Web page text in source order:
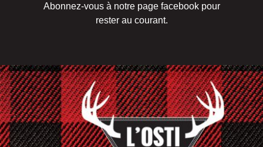
Abonnez-vous à notre page facebook pour
rester au courant.